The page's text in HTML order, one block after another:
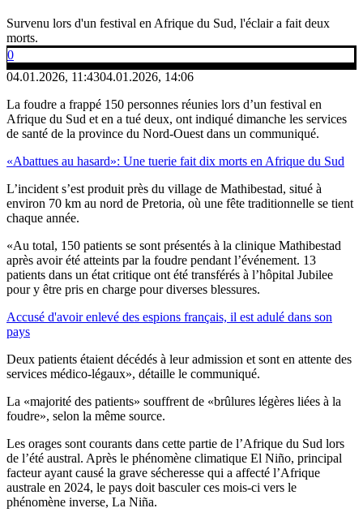
Survenu lors d'un festival en Afrique du Sud, l'éclair a fait deux
morts.
0
04.01.2026, 11:4304.01.2026, 14:06
La foudre a frappé 150 personnes réunies lors d’un festival en
Afrique du Sud et en a tué deux, ont indiqué dimanche les services
de santé de la province du Nord-Ouest dans un communiqué.
«Abattues au hasard»: Une tuerie fait dix morts en Afrique du Sud
L’incident s’est produit près du village de Mathibestad, situé à
environ 70 km au nord de Pretoria, où une fête traditionnelle se tient
chaque année.
«Au total, 150 patients se sont présentés à la clinique Mathibestad
après avoir été atteints par la foudre pendant l’événement. 13
patients dans un état critique ont été transférés à l’hôpital Jubilee
pour y être pris en charge pour diverses blessures.
Accusé d'avoir enlevé des espions français, il est adulé dans son
pays
Deux patients étaient décédés à leur admission et sont en attente des
services médico-légaux», détaille le communiqué.
La «majorité des patients» souffrent de «brûlures légères liées à la
foudre», selon la même source.
Les orages sont courants dans cette partie de l’Afrique du Sud lors
de l’été austral. Après le phénomène climatique El Niño, principal
facteur ayant causé la grave sécheresse qui a affecté l’Afrique
australe en 2024, le pays doit basculer ces mois-ci vers le
phénomène inverse, La Niña.